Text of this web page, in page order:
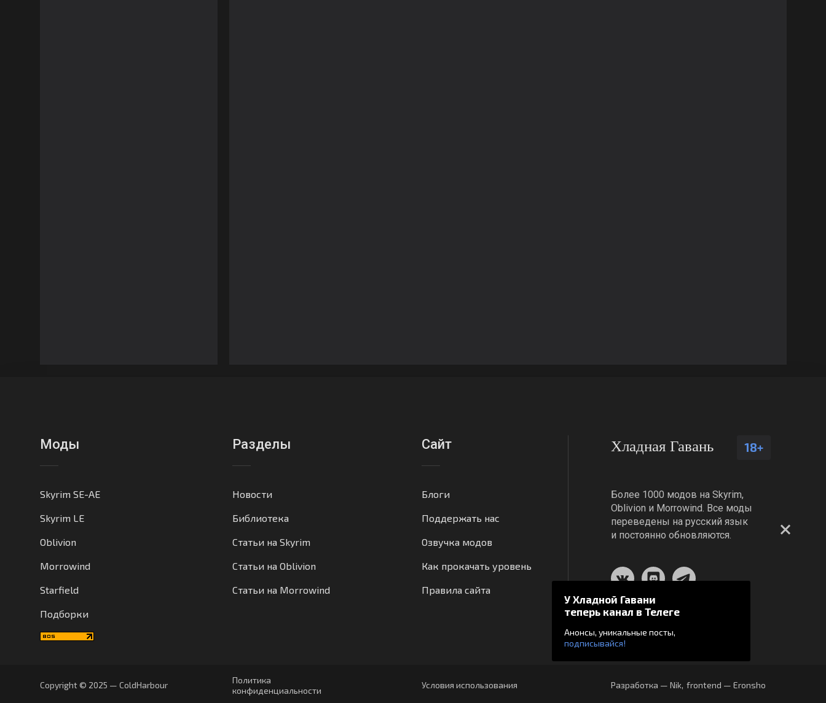
У Хладной Гавани
теперь канал в Телеге
Анонсы, уникальные посты,
подписывайся!
Моды
Skyrim SE-AE
Skyrim LE
Oblivion
Morrowind
Starfield
Подборки
Разделы
Новости
Библиотека
Статьи на Skyrim
Статьи на Oblivion
Статьи на Morrowind
Сайт
Блоги
Поддержать нас
Озвучка модов
Как прокачать уровень
Правила сайта
Хладная Гавань 18+
Более 1000 модов на Skyrim,
Oblivion и Morrowind. Все моды
переведены на русский язык
и постоянно обновляются.
Copyright © 2025 — ColdHarbour
Политика
конфиденциальности
Условия использования Разработка — Nik, frontend — Eronsho